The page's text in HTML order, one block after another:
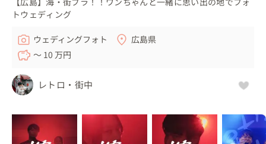
トウェディング
ウェディングフォト
広島県
〜 10 万円
レトロ・街中